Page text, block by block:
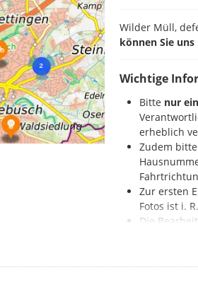
Wilder Müll,
können Sie
Wichtige
Bitte nur
erheblich
Zudem
Zur ersten
Fotos ist i.
Die
Nennung
So geht es: